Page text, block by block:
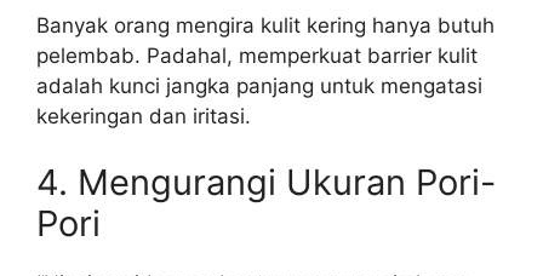
Banyak orang mengira kulit kering hanya butuh
pelembab. Padahal, memperkuat barrier kulit
adalah kunci jangka panjang untuk mengatasi
kekeringan dan iritasi.
4. Mengurangi Ukuran Pori-
Pori